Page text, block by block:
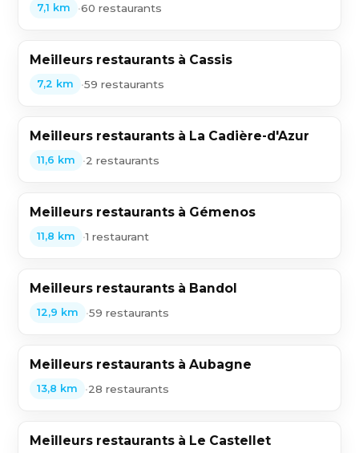
7,1 km •60 restaurants
Meilleurs restaurants à Cassis
7,2 km •59 restaurants
Meilleurs restaurants à La Cadière-d'Azur
11,6 km •2 restaurants
Meilleurs restaurants à Gémenos
11,8 km •1 restaurant
Meilleurs restaurants à Bandol
12,9 km •59 restaurants
Meilleurs restaurants à Aubagne
13,8 km •28 restaurants
Meilleurs restaurants à Le Castellet